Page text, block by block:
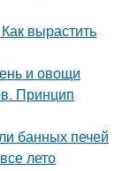
вырастить
и овощи
Принцип
банных печей
лето